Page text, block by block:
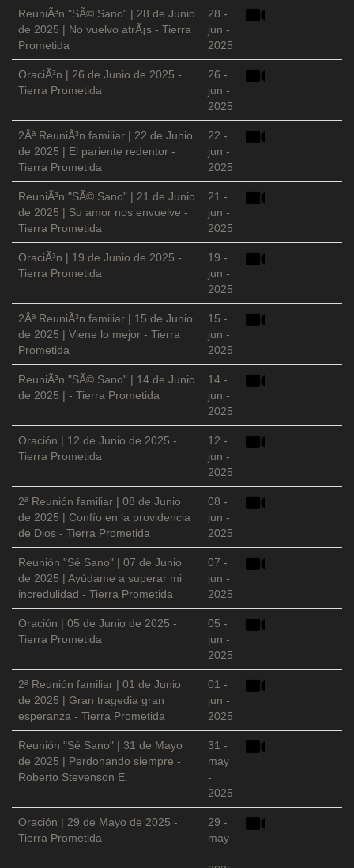
ReuniÃ³n "SÃ© Sano" | 28 de Junio
de 2025 | No vuelvo atrÃ¡s - Tierra
Prometida
28 -
jun -
2025
OraciÃ³n | 26 de Junio de 2025 -
Tierra Prometida
26 -
jun -
2025
2Âª ReuniÃ³n familiar | 22 de Junio
de 2025 | El pariente redentor -
Tierra Prometida
22 -
jun -
2025
ReuniÃ³n "SÃ© Sano" | 21 de Junio
de 2025 | Su amor nos envuelve -
Tierra Prometida
21 -
jun -
2025
OraciÃ³n | 19 de Junio de 2025 -
Tierra Prometida
19 -
jun -
2025
2Âª ReuniÃ³n familiar | 15 de Junio
de 2025 | Viene lo mejor - Tierra
Prometida
15 -
jun -
2025
ReuniÃ³n "SÃ© Sano" | 14 de Junio
de 2025 | - Tierra Prometida
14 -
jun -
2025
Oración | 12 de Junio de 2025 -
Tierra Prometida
12 -
jun -
2025
2ª Reunión familiar | 08 de Junio
de 2025 | Confío en la providencia
de Dios - Tierra Prometida
08 -
jun -
2025
Reunión "Sé Sano" | 07 de Junio
de 2025 | Ayúdame a superar mi
incredulidad - Tierra Prometida
07 -
jun -
2025
Oración | 05 de Junio de 2025 -
Tierra Prometida
05 -
jun -
2025
2ª Reunión familiar | 01 de Junio
de 2025 | Gran tragedia gran
esperanza - Tierra Prometida
01 -
jun -
2025
Reunión "Sé Sano" | 31 de Mayo
de 2025 | Perdonando siempre -
Roberto Stevenson E.
31 -
may
-
2025
Oración | 29 de Mayo de 2025 -
Tierra Prometida
29 -
may
-